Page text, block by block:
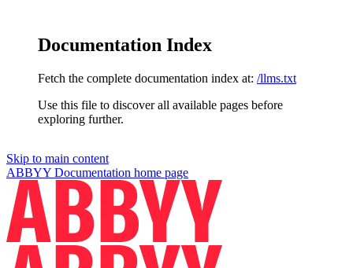
Documentation Index
Fetch the complete documentation index at: /llms.txt
Use this file to discover all available pages before
exploring further.
Skip to main content
ABBYY Documentation home page